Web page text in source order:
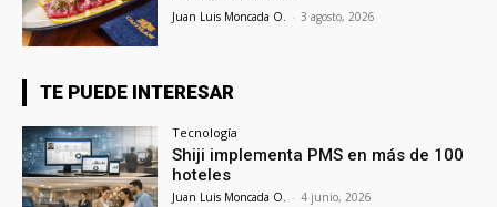
Juan Luis Moncada O. - 3 agosto, 2026
TE PUEDE INTERESAR
Tecnología
Shiji implementa PMS en más de 100
hoteles
Juan Luis Moncada O. - 4 junio, 2026